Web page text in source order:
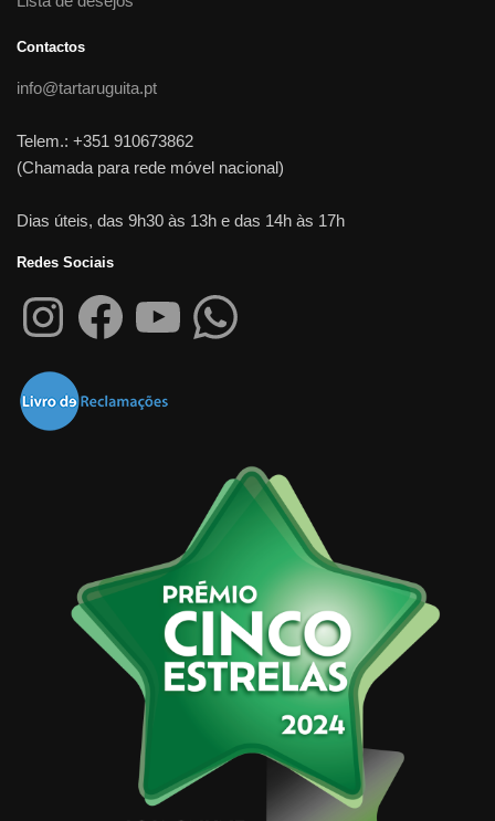
Contactos
info@tartaruguita.pt
Telem.: +351 910673862
(Chamada para rede móvel nacional)
Dias úteis, das 9h30 às 13h e das 14h às 17h
Redes Sociais